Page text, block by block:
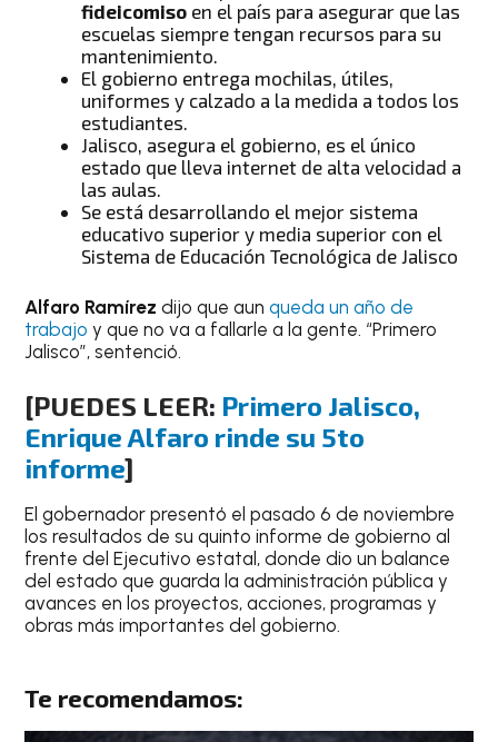
fideicomiso en el país para asegurar que las
escuelas siempre tengan recursos para su
mantenimiento.
El gobierno entrega mochilas, útiles,
uniformes y calzado a la medida a todos los
estudiantes.
Jalisco, asegura el gobierno, es el único
estado que lleva internet de alta velocidad a
las aulas.
Se está desarrollando el mejor sistema
educativo superior y media superior con el
Sistema de Educación Tecnológica de Jalisco
Alfaro Ramírezdijo que aun queda un año de
trabajoy que no va a fallarle a la gente. “Primero
Jalisco”, sentenció.
[PUEDES LEER: Primero Jalisco,
Enrique Alfaro rinde su 5to
informe]
El gobernador presentó el pasado 6 de noviembre
los resultados de su quinto informe de gobierno al
frente del Ejecutivo estatal, donde dio un balance
del estado que guarda la administración pública y
avances en los proyectos, acciones, programas y
obras más importantes del gobierno.
Te recomendamos: